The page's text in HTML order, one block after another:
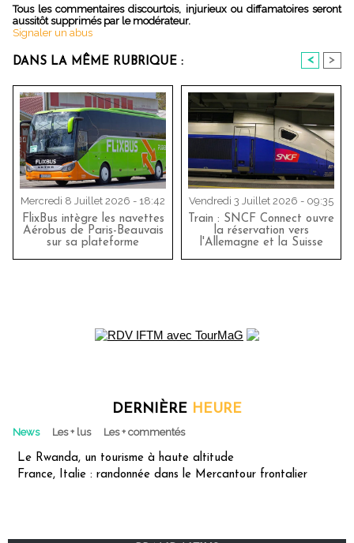
Tous les commentaires discourtois, injurieux ou diffamatoires seront
aussitôt supprimés par le modérateur.
Signaler un abus
DANS LA MÊME RUBRIQUE : < >
Mercredi 8 Juillet 2026 - 18:42
FlixBus intègre les navettes
Aérobus de Paris-Beauvais
sur sa plateforme
Vendredi 3 Juillet 2026 - 09:35
Train : SNCF Connect ouvre
la réservation vers
l'Allemagne et la Suisse
DERNIÈRE HEURE
News Les + lus Les + commentés
Le Rwanda, un tourisme à haute altitude
France, Italie : randonnée dans le Mercantour frontalier